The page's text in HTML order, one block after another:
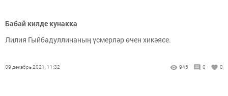
Бабай килде кунакка
Лилия Гыйбадуллинаның үсмерләр өчен хикәясе.
09 декабрь 2021, 11:32 945 0 0